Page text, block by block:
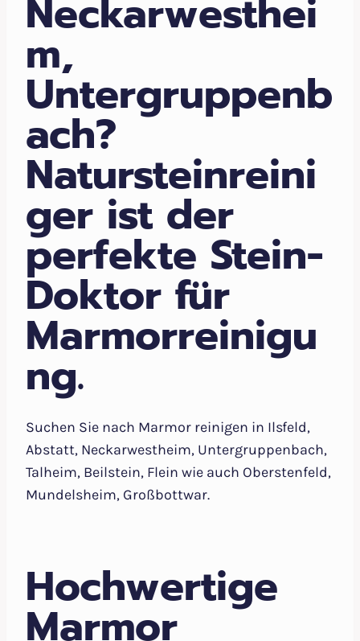
Neckarwesthei
m,
Untergruppenb
ach?
Natursteinreini
ger ist der
perfekte Stein-
Doktor für
Marmorreinigu
ng.
Suchen Sie nach Marmor reinigen in Ilsfeld,
Abstatt, Neckarwestheim, Untergruppenbach,
Talheim, Beilstein, Flein wie auch Oberstenfeld,
Mundelsheim, Großbottwar.
Hochwertige
Marmor